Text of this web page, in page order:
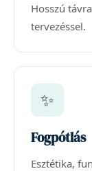
Hosszú
tervezéssel.
✨
Fogpótlás
Esztétika,